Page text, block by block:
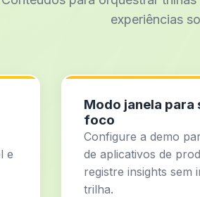
experiências
e
Modo janela para
foco
Configure a demo
de aplicativos de
registre insights sem
trilha.